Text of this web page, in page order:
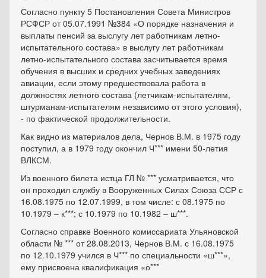
Согласно пункту 5 Постановления Совета Министров
РСФСР от 05.07.1991 №384 «О порядке назначения и
выплаты пенсий за выслугу лет работникам летно-
испытательного состава» в выслугу лет работникам
летно-испытательного состава засчитывается время
обучения в высших и средних учебных заведениях
авиации, если этому предшествовала работа в
должностях летного состава (летчикам-испытателям,
штурманам-испытателям независимо от этого условия),
- по фактической продолжительности.
Как видно из материалов дела, Чернов В.М. в 1975 году
поступил, а в 1979 году окончил Ч*** имени 50-летия
ВЛКСМ.
Из военного билета истца ГЛ № *** усматривается, что
он проходил службу в Вооруженных Силах Союза ССР с
16.08.1975 по 12.07.1999, в том числе: с 08.1975 по
10.1979 – к***; с 10.1979 по 10.1982 – ш***.
Согласно справке Военного комиссариата Ульяновской
области № *** от 28.08.2013, Чернов В.М. с 16.08.1975
по 12.10.1979 учился в Ч*** по специальности «ш***»,
ему присвоена квалификация «о***